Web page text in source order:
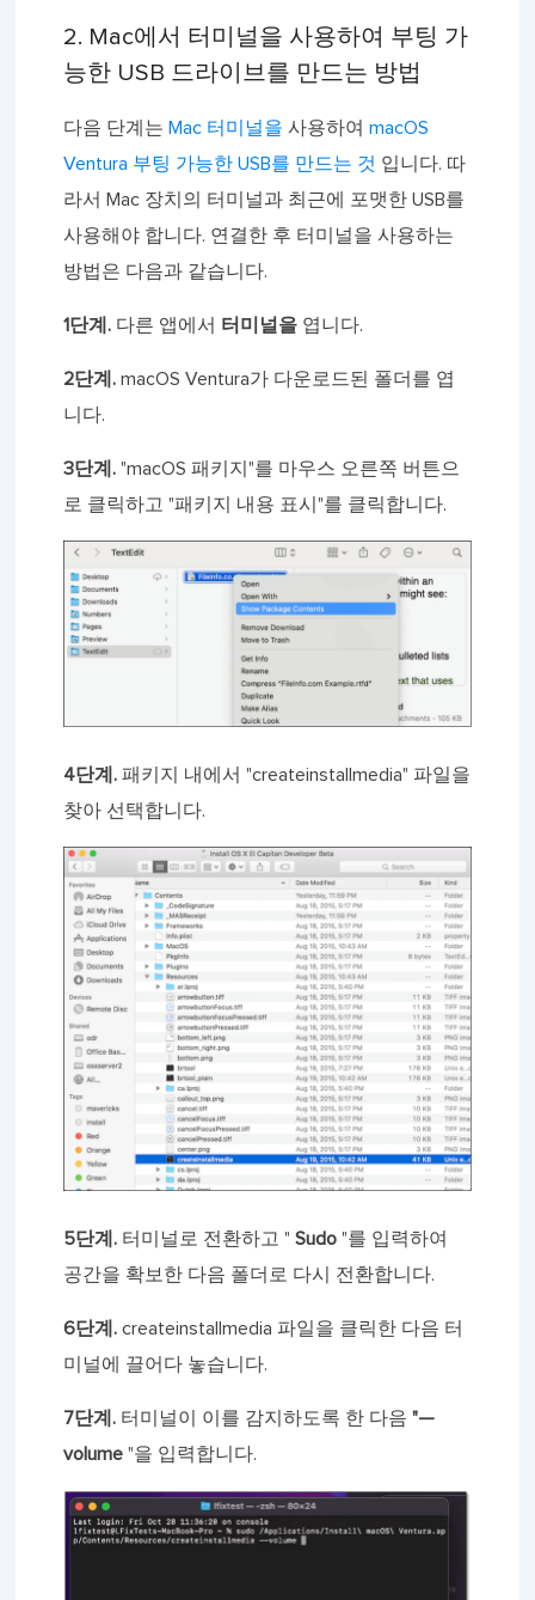
2. Mac에서 터미널을 사용하여 부팅 가
능한 USB 드라이브를 만드는 방법
다음 단계는 Mac 터미널을 사용하여macOS
Ventura 부팅 가능한 USB를 만드는 것 입니다. 따
라서 Mac 장치의 터미널과 최근에 포맷한 USB를
사용해야 합니다. 연결한 후 터미널을 사용하는
방법은 다음과 같습니다.
1단계. 다른 앱에서 터미널을 엽니다.
2단계. macOS Ventura가 다운로드된 폴더를 엽
니다.
3단계. "macOS 패키지"를 마우스 오른쪽 버튼으
로 클릭하고 "패키지 내용 표시"를 클릭합니다.
4단계. 패키지 내에서 "createinstallmedia" 파일을
찾아 선택합니다.
5단계. 터미널로 전환하고 "Sudo "를 입력하여
공간을 확보한 다음 폴더로 다시 전환합니다.
6단계. createinstallmedia 파일을 클릭한 다음 터
미널에 끌어다 놓습니다.
7단계. 터미널이 이를 감지하도록 한 다음"—
volume "을 입력합니다.